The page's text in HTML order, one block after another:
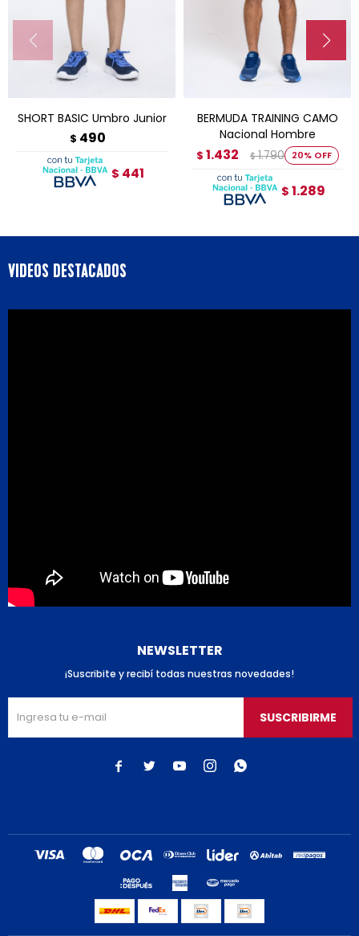
SHORT BASIC Umbro Junior
$ 490
$ 441
BERMUDA TRAINING CAMO
Nacional Hombre
$ 1.432 $ 1.790 20
$ 1.289
VIDEOS DESTACADOS
NEWSLETTER
¡Suscribite y recibí todas nuestras novedades!
SUSCRIBIRME
    